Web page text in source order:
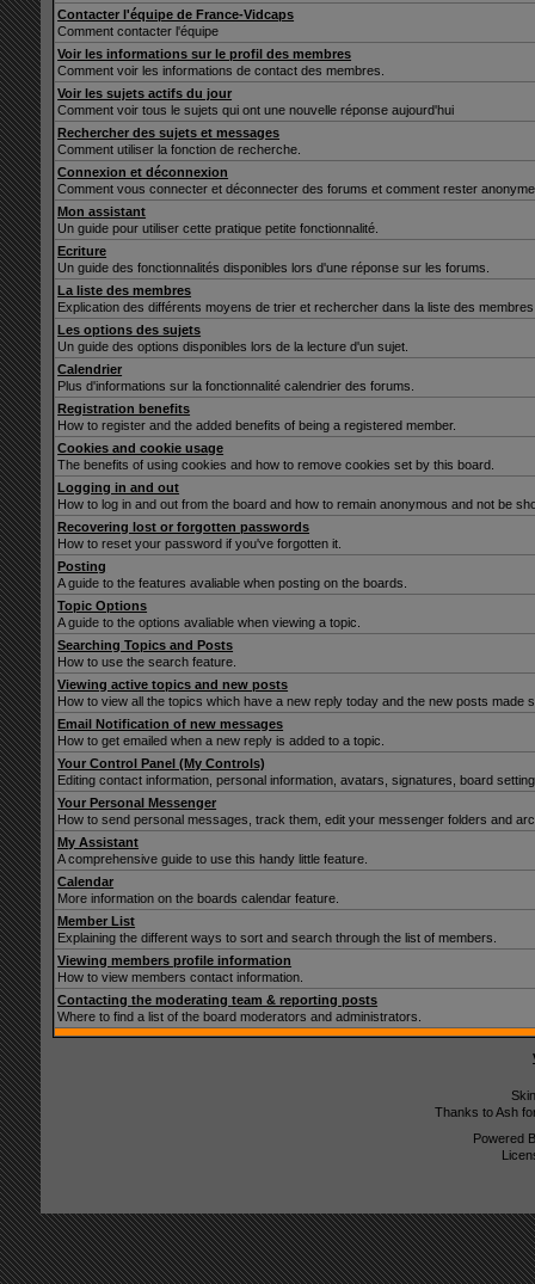
Contacter l'équipe de France-Vidcaps
Comment contacter l'équipe
Voir les informations sur le profil des membres
Comment voir les informations de contact des membres.
Voir les sujets actifs du jour
Comment voir tous le sujets qui ont une nouvelle réponse aujourd'hui
Rechercher des sujets et messages
Comment utiliser la fonction de recherche.
Connexion et déconnexion
Comment vous connecter et déconnecter des forums et comment rester
Mon assistant
Un guide pour utiliser cette pratique petite fonctionnalité.
Ecriture
Un guide des fonctionnalités disponibles lors d'une réponse sur les forums.
La liste des membres
Explication des différents moyens de trier et rechercher dans la liste des
Les options des sujets
Un guide des options disponibles lors de la lecture d'un sujet.
Calendrier
Plus d'informations sur la fonctionnalité calendrier des forums.
Registration benefits
How to register and the added benefits of being a registered member.
Cookies and cookie usage
The benefits of using cookies and how to remove cookies set by this board.
Logging in and out
How to log in and out from the board and how to remain anonymous and not be
Recovering lost or forgotten passwords
How to reset your password if you've forgotten it.
Posting
A guide to the features avaliable when posting on the boards.
Topic Options
A guide to the options avaliable when viewing a topic.
Searching Topics and Posts
How to use the search feature.
Viewing active topics and new posts
How to view all the topics which have a new reply today and the new posts made
Email Notification of new messages
How to get emailed when a new reply is added to a topic.
Your Control Panel (My Controls)
Editing contact information, personal information, avatars, signatures, board
Your Personal Messenger
How to send personal messages, track them, edit your messenger folders and
My Assistant
A comprehensive guide to use this handy little feature.
Calendar
More information on the boards calendar feature.
Member List
Explaining the different ways to sort and search through the list of members.
Viewing members profile information
How to view members contact information.
Contacting the moderating team & reporting posts
Where to find a list of the board moderators and administrators.
Thanks to Ash
Powered